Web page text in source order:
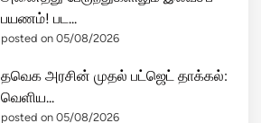
பயணம்! பட...
posted on 05/08/2026
தவெக அரசின் முதல் பட்ஜெட் தாக்கல்:
வெளிய...
posted on 05/08/2026